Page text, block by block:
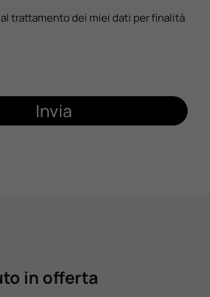
trattamento dei miei dati per finalità
Invia
in offerta